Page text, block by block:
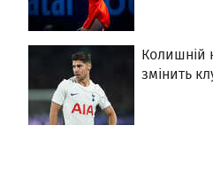
Колишній
змінить